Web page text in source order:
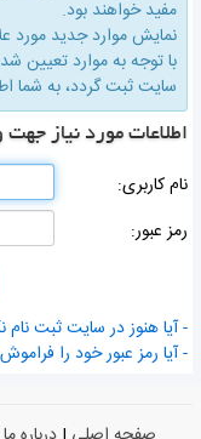
مفید خواهند بود.
نمایش موارد جدید مورد
با توجه به موارد تعیین
سایت ثبت گردد، به شما
اطلاعات مورد نیاز
نام كاربری:
رمز عبور:
- آیا هنوز در سایت ثبت نام
- آیا رمز عبور خود را